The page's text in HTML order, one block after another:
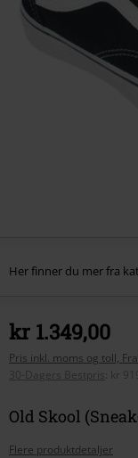
Her finner du mer fra
kr 1.349,00
Pris inkl. moms og toll,
30-Dagers Bestpris
kr
Old Skool
Flere produktdetaljer